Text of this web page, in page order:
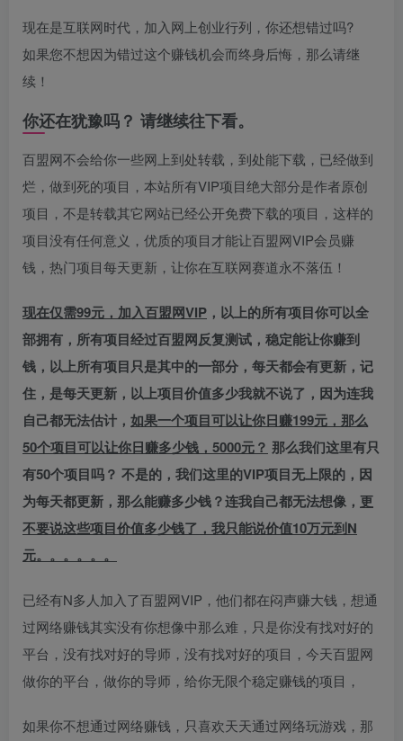
现在是互联网时代，加入网上创业行列，你还想错过吗?
如果您不想因为错过这个赚钱机会而终身后悔，那么请继
续！
你还在犹豫吗？ 请继续往下看。
百盟网不会给你一些网上到处转载，到处能下载，已经做到
烂，做到死的项目，本站所有VIP项目绝大部分是作者原创
项目，不是转载其它网站已经公开免费下载的项目，这样的
项目没有任何意义，优质的项目才能让百盟网VIP会员赚
钱，热门项目每天更新，让你在互联网赛道永不落伍！
现在仅需99元，加入百盟网VIP ，以上的所有项目你可以全
部拥有，所有项目经过百盟网反复测试，稳定能让你赚到
钱，以上所有项目只是其中的一部分，每天都会有更新，记
住，是每天更新，以上项目价值多少我就不说了，因为连我
自己都无法估计， 如果一个项目可以让你日赚199元，那么
50个项目可以让你日赚多少钱，5000元？ 那么我们这里有只
有50个项目吗？ 不是的，我们这里的VIP项目无上限的，因
为每天都更新，那么能赚多少钱？连我自己都无法想像， 更
不要说这些项目价值多少钱了，我只能说价值10万元到N
元。。。。。。
已经有N多人加入了百盟网VIP，他们都在闷声赚大钱，想通
过网络赚钱其实没有你想像中那么难，只是你没有找对好的
平台，没有找对好的导师，没有找对好的项目，今天百盟网
做你的平台，做你的导师，给你无限个稳定赚钱的项目，
如果你不想通过网络赚钱，只喜欢天天通过网络玩游戏，那